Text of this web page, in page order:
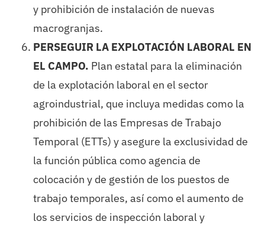
y prohibición de instalación de nuevas
macrogranjas.
PERSEGUIR LA EXPLOTACIÓN LABORAL EN
EL CAMPO. Plan estatal para la eliminación
de la explotación laboral en el sector
agroindustrial, que incluya medidas como la
prohibición de las Empresas de Trabajo
Temporal (ETTs) y asegure la exclusividad de
la función pública como agencia de
colocación y de gestión de los puestos de
trabajo temporales, así como el aumento de
los servicios de inspección laboral y